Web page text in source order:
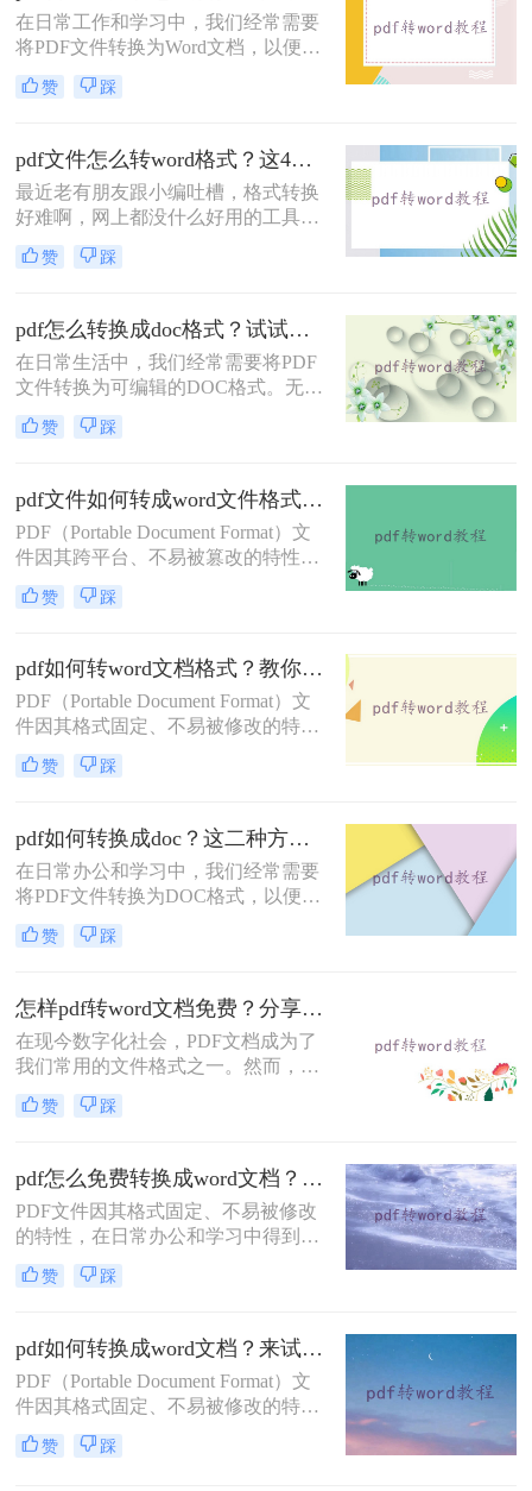
在日常工作和学习中，我们经常需要
将PDF文件转换为Word文档，以便进
行编辑和修改。那么pdf转word文档怎
么转换呢？本文将介绍三种常用的
赞 踩
pdf文件怎么转word格式？这4个方法让你轻松搞定！
最近老有朋友跟小编吐槽，格式转换
好难啊，网上都没什么好用的工具，
想要将一份PDF格式的文档转换成
Word文档，但是试过很多软件了，转
排版格式都乱了，文字也有出错的。
有没有好一点的pdf文件怎么转word格
式软件呢？好软件当然是有的，就看
你有没有这个运气遇到了。给大家介
绍一下转转大师PDF转换器，不管是
在线转换格式还是客户端转换格式，
赞 踩
pdf怎么转换成doc格式？试试这三种常见转换方法！
在日常生活中，我们经常需要将PDF
文件转换为可编辑的DOC格式。无论
是为了修改内容、复制文本还是进行
格式调整，掌握PDF转DOC的方法都
doc格式呢？本文将介绍三种常见的
PDF转DOC的方法。
赞 踩
pdf文件如何转成word文件格式？来学习这2种转换方法！
PDF（Portable Document Format）文
件因其跨平台、不易被篡改的特性，
广泛应用于文件传输和存储。然而，
有时我们需要将PDF文件转换为Word
新排版。那么pdf文件如何转成word文
件格式呢？本文将介绍两种将PDF转
换为Word文件格式的方法。
赞 踩
pdf如何转word文档格式？教你三种好用的转换方法！
PDF（Portable Document Format）文
件因其格式固定、不易被修改的特
点，广泛应用于各种文档传输和存储
场景。然而，有时我们需要将PDF文
便进行修改、编辑或重新排版。那么
pdf如何转word文档格式呢？本文将介
绍三种将PDF转换为Word文档格式的
方法。
赞 踩
pdf如何转换成doc？这二种方法轻易转换！
在日常办公和学习中，我们经常需要
将PDF文件转换为DOC格式，以便于
编辑和修改。那么pdf如何转换成doc
呢？本文将介绍两种常用的PDF转
DOC的转换。
赞 踩
怎样pdf转word文档免费？分享三种简单易学的转换方法！
在现今数字化社会，PDF文档成为了
我们常用的文件格式之一。然而，有
时我们需要对PDF文档进行编辑或修
订，这时候将其转换为Word文档就尤
具，但它们大多需要付费才能使用。
那么，怎样pdf转word文档免费呢？在
本文中，将向您详细介绍几种免费转
换方法。
赞 踩
pdf怎么免费转换成word文档？这三个方法教你轻松搞定！
PDF文件因其格式固定、不易被修改
的特性，在日常办公和学习中得到了
广泛应用。然而，有时我们需要对
PDF文件内容进行编辑或修改，这就
文档。那么pdf怎么免费转换成word文
档呢？本文将介绍三种免费将PDF转
换为Word文档的方法。
赞 踩
pdf如何转换成word文档？来试试这二个转换方法！
PDF（Portable Document Format）文
件因其格式固定、不易被修改的特
点，在日常工作和学习中得到了广泛
应用。然而，在某些情况下，我们可
赞 踩